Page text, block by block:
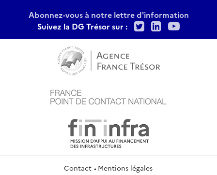
Abonnez-vous à notre lettre d'information
Suivez la DG Trésor sur :
TwitterLinkedIn
Contact
Mentions légales